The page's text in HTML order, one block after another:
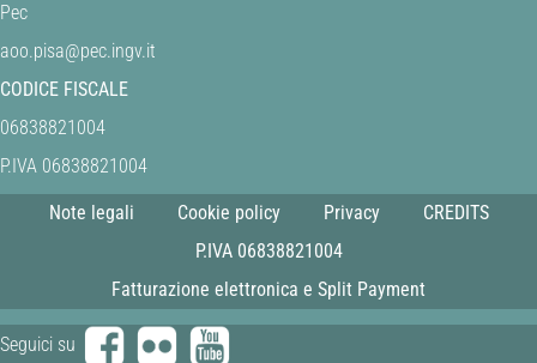
Pec
aoo.pisa@pec.ingv.it
CODICE FISCALE
06838821004
P.IVA 06838821004
Note legali Cookie policy Privacy
CREDITS
P.IVA 06838821004
Fatturazione elettronica e Split Payment
Seguici su